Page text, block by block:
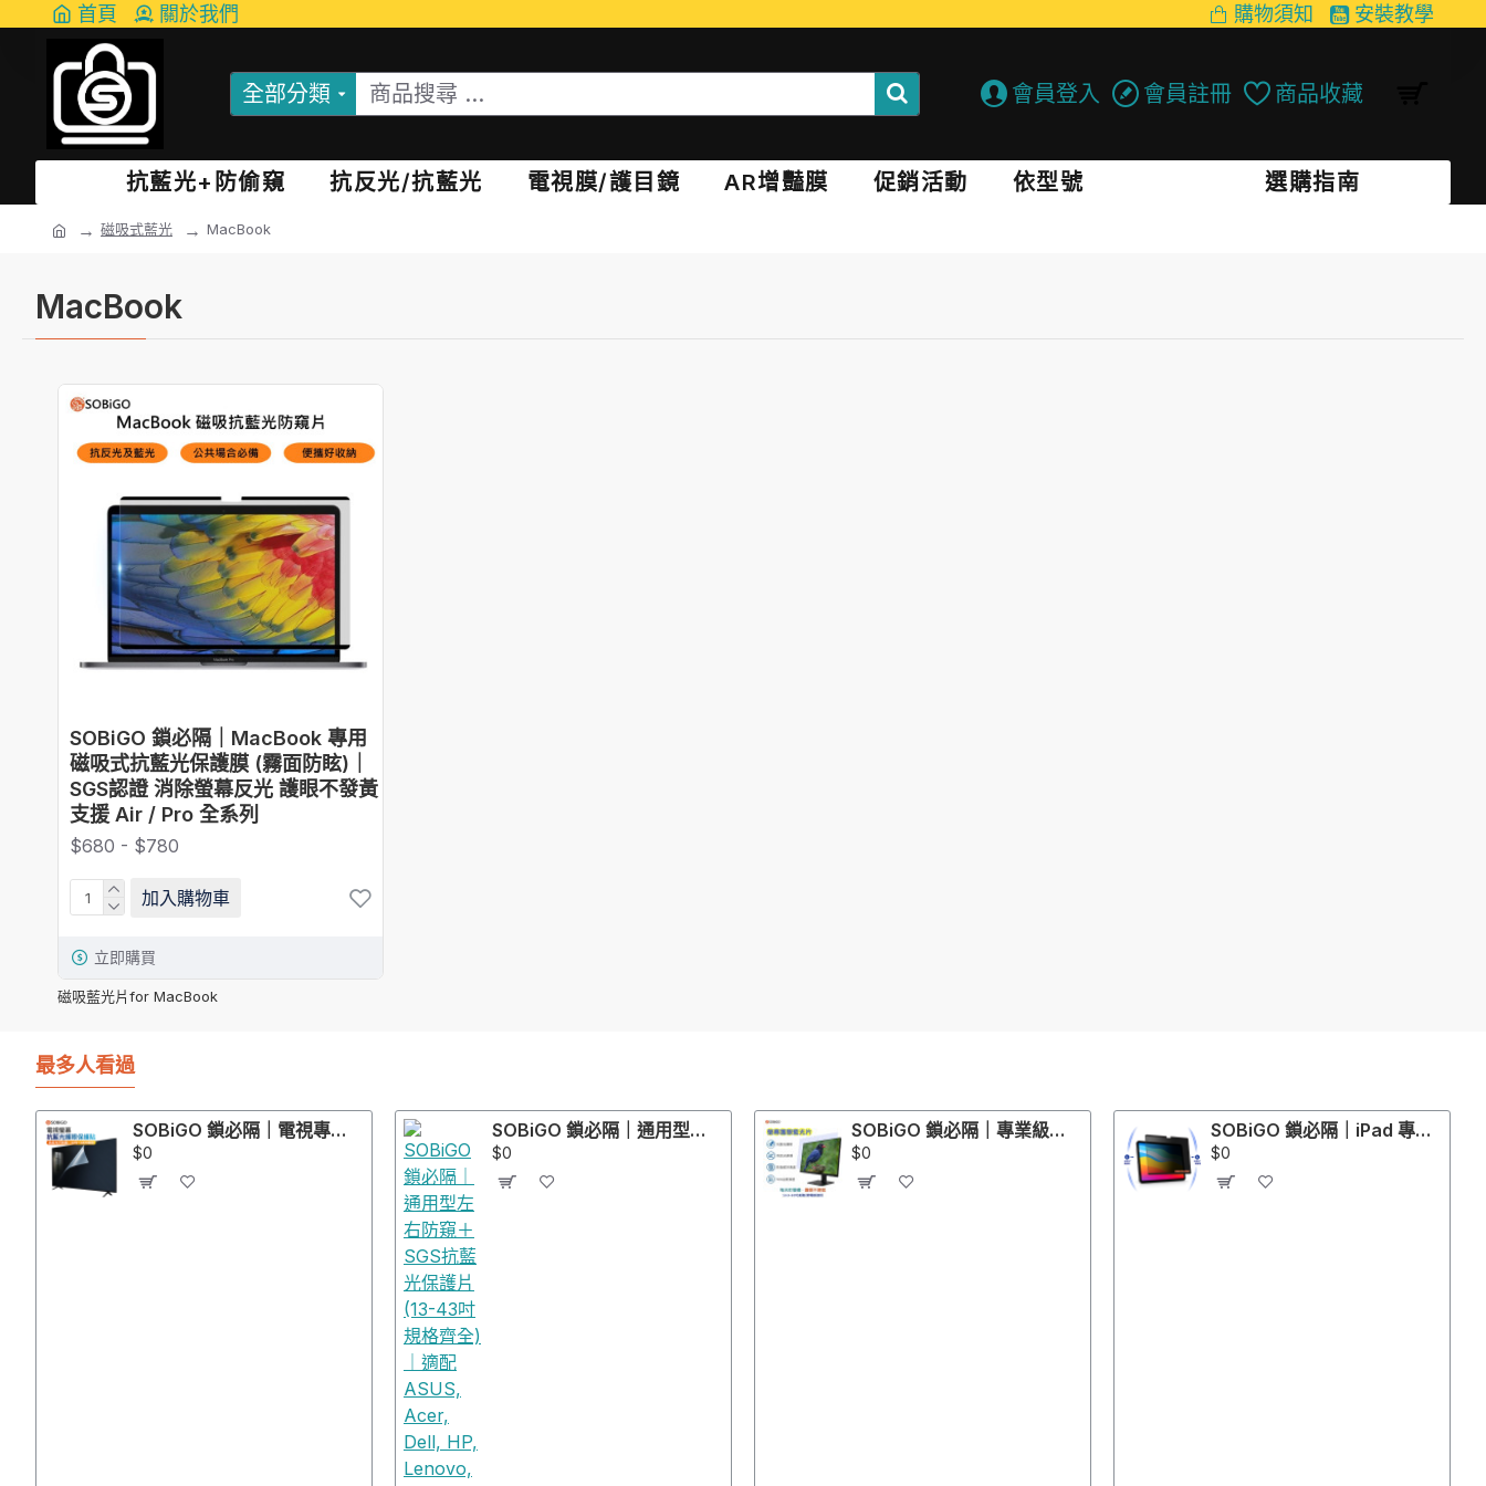
首頁 關於我們 購物須知 安裝教學
全部分類 會員登入 會員註冊 商品收藏
抗藍光+防偷窺 抗反光/抗藍光 電視膜/護目鏡 AR增豔膜 促銷活動 依型號 選購指南
磁吸式藍光 MacBook
MacBook
磁吸藍光片for MacBook
SOBiGO 鎖必隔｜MacBook 專用
磁吸式抗藍光保護膜 (霧面防眩)｜
SGS認證 消除螢幕反光 護眼不發黃
支援 Air / Pro 全系列
$680 - $780
加入購物車
立即購買
最多人看過
SOBiGO 鎖必隔｜電視專用高透光抗藍光防護膜 (環狀膠・快速貼合款)｜32-75吋
$0
SOBiGO 鎖必隔｜通用型左右防窺＋SGS抗藍光保護片 (13-43吋規格齊全)｜適配 ASUS, Acer, Dell, HP, Lenovo, ViewSonic 螢幕
$0
SOBiGO 鎖必隔｜專業級抗反光抗藍光螢幕保護片｜適配 ASUS, Acer, Dell, HP, Lenovo, ViewSonic, LG等螢幕
$0
SOBiGO 鎖必隔｜iPad 專用磁吸式防窺抗藍光保護片
$0